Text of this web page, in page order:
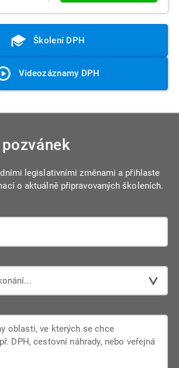
Školení DPH
Videozáznamy DPH
legislativními změnami a přihlaste
o aktuálně připravovaných školeních.